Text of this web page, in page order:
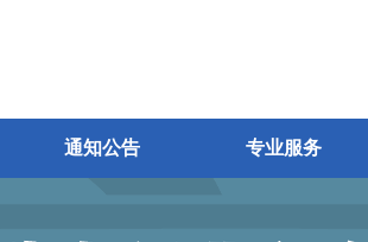
通知公告 专业服务